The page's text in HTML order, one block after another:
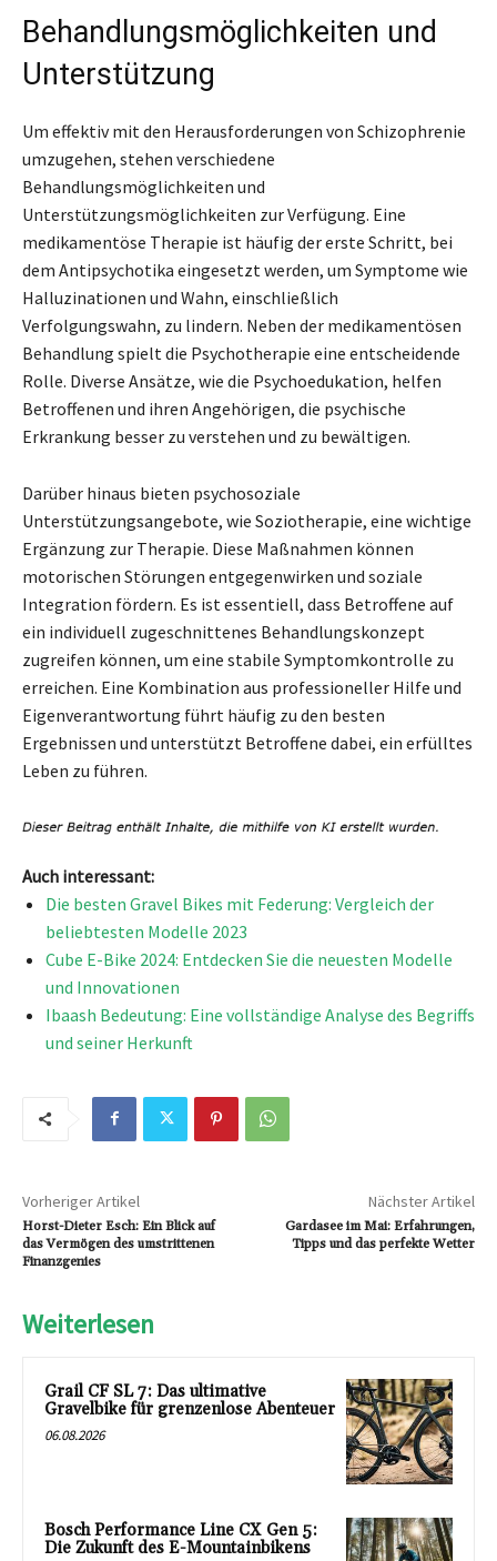
Behandlungsmöglichkeiten und
Unterstützung
Um effektiv mit den Herausforderungen von Schizophrenie
umzugehen, stehen verschiedene
Behandlungsmöglichkeiten und
Unterstützungsmöglichkeiten zur Verfügung. Eine
medikamentöse Therapie ist häufig der erste Schritt, bei
dem Antipsychotika eingesetzt werden, um Symptome wie
Halluzinationen und Wahn, einschließlich
Verfolgungswahn, zu lindern. Neben der medikamentösen
Behandlung spielt die Psychotherapie eine entscheidende
Rolle. Diverse Ansätze, wie die Psychoedukation, helfen
Betroffenen und ihren Angehörigen, die psychische
Erkrankung besser zu verstehen und zu bewältigen.
Darüber hinaus bieten psychosoziale
Unterstützungsangebote, wie Soziotherapie, eine wichtige
Ergänzung zur Therapie. Diese Maßnahmen können
motorischen Störungen entgegenwirken und soziale
Integration fördern. Es ist essentiell, dass Betroffene auf
ein individuell zugeschnittenes Behandlungskonzept
zugreifen können, um eine stabile Symptomkontrolle zu
erreichen. Eine Kombination aus professioneller Hilfe und
Eigenverantwortung führt häufig zu den besten
Ergebnissen und unterstützt Betroffene dabei, ein erfülltes
Leben zu führen.
Auch interessant:
Die besten Gravel Bikes mit Federung: Vergleich der
beliebtesten Modelle 2023
Cube E-Bike 2024: Entdecken Sie die neuesten Modelle
und Innovationen
Ibaash Bedeutung: Eine vollständige Analyse des Begriffs
und seiner Herkunft
Vorheriger Artikel
Horst-Dieter Esch: Ein Blick auf
das Vermögen des umstrittenen
Finanzgenies
Nächster Artikel
Gardasee im Mai: Erfahrungen,
Tipps und das perfekte Wetter
Weiterlesen
Grail CF SL 7: Das ultimative
Gravelbike für grenzenlose Abenteuer
06.08.2026
Bosch Performance Line CX Gen 5:
Die Zukunft des E-Mountainbikens